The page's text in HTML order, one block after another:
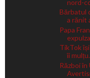
nord-
Bărbatul
a rănit
Papa
TikTok
îi
Război în